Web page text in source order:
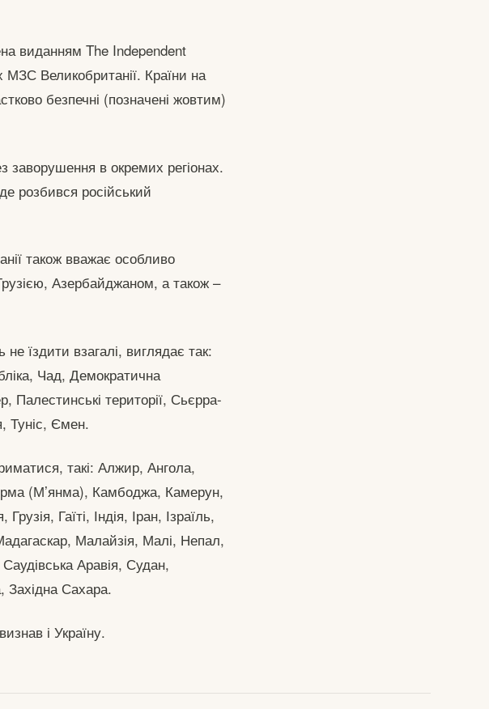
виданням The Independent
МЗС Великобританії. Країни на
безпечні (позначені жовтим)
заворушення в окремих регіонах.
розбився російський
також вважає особливо
Азербайджаном, а також –
їздити взагалі, виглядає так:
Чад, Демократична
Палестинські території, Сьєрра-
Туніс, Ємен.
такі: Алжир, Ангола,
(М’янма), Камбоджа, Камерун,
Гаїті, Індія, Іран, Ізраїль,
Малайзія, Малі, Непал,
Саудівська Аравія, Судан,
Західна Сахара.
і Україну.